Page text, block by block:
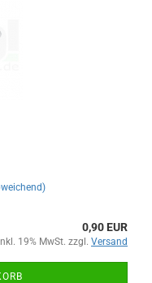
0,90 EUR
19% MwSt. zzgl. Versand